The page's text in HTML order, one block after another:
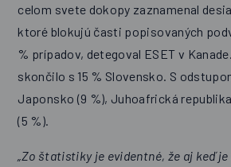
celom svete dokopy zaznamenal
ktoré blokujú časti popisovaných
% prípadov, detegoval ESET v
skončilo s 15 % Slovensko. S
Japonsko (9 %), Juhoafrická
(5 %).
„Zo štatistiky je evidentné, že aj keď